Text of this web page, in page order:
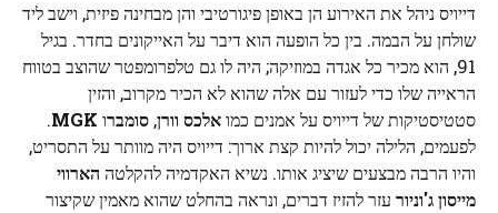
דייויס ניהל את האירוע הן באופן פיגורטיבי והן מבחינה פיזית, וישב ליד
שולחן על הבמה. בין כל הופעה הוא דיבר על האייקונים בחדר. בגיל
91, הוא מכיר כל אגדה במוזיקה; היה לו גם טלפרומפטר שהוצב בטווח
הראייה שלו כדי לעזור עם אלה שהוא לא הכיר מקרוב, והזין
סטטיסטיקות של דייויס על אמנים כמואלכס וורן, סומברו MGK
.
לפעמים, הלילה יכול להיות קצת ארוך: דייויס היה מוותר על התסריט,
והיו הרבה מבצעים שיציג אותו. נשיא האקדמיה להקלטה הארווי
מייסון ג'וניור עזר להזיז דברים, ונראה בהחלט שהוא מאמין שקיצור